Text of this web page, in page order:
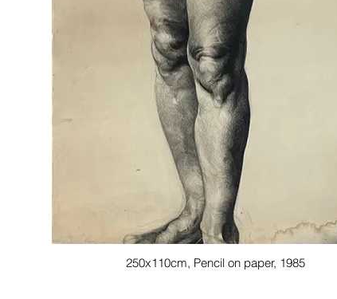
250x110cm, Pencil on paper, 1985